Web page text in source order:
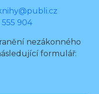
555 904
nezákonného
formulář: